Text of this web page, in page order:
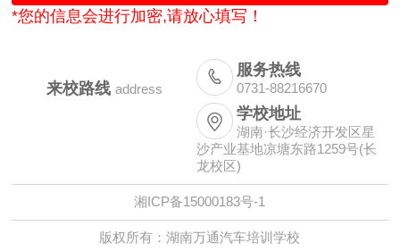
*您的信息会进行加密,请放心填写！
来校路线 address
 服务热线
0731-88216670
 学校地址
湖南·长沙经济开发区星
沙产业基地凉塘东路1259号(长
龙校区)
湘ICP备15000183号-1
版权所有：湖南万通汽车培训学校